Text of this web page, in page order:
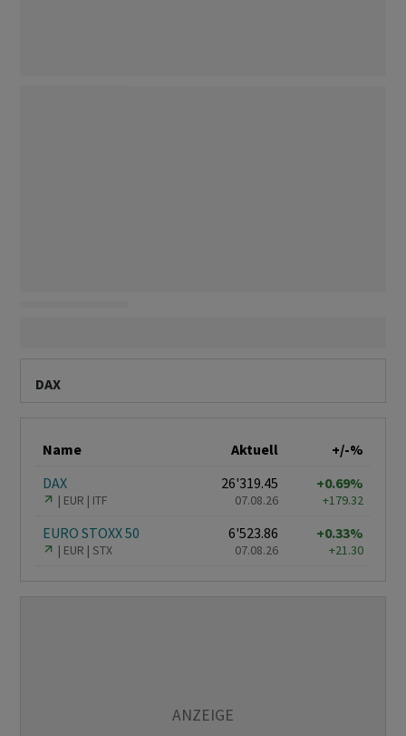
DAX
Name Aktuell
+/-%
DAX
EUR ITF
26'319.45
07.08.26
+0.69%
+179.32
EURO STOXX 50
EUR STX
6'523.86
07.08.26
+0.33%
+21.30